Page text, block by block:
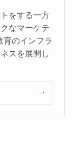
をする一方
なマーケテ
育のインフラ
スを展開し